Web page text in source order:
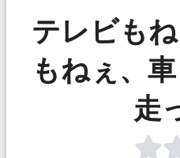
テレビも
もねぇ、
走